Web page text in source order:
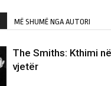
MË SHUMË NGA AUTORI
The Smiths: Kthimi
vjetër